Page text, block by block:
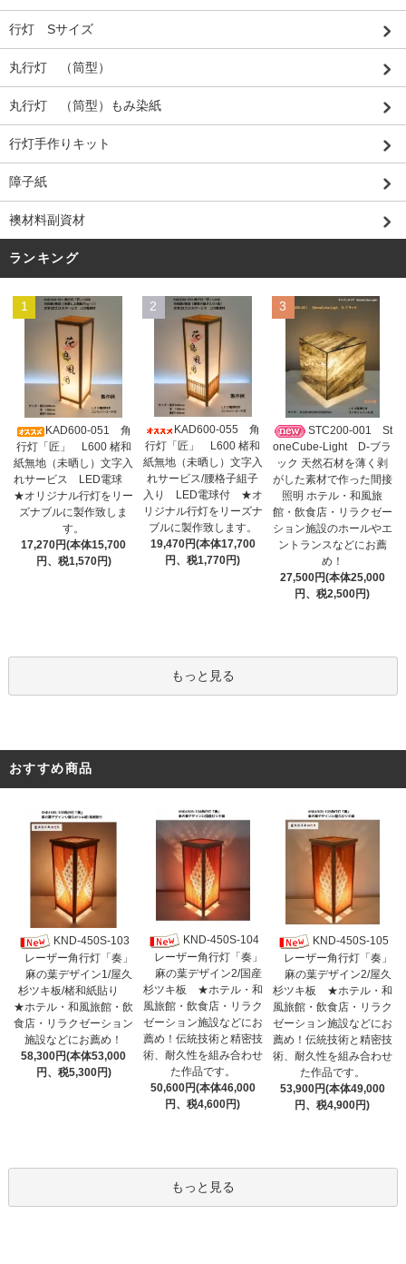
行灯 Sサイズ
丸行灯 （筒型）
丸行灯 （筒型）もみ染紙
行灯手作りキット
障子紙
襖材料副資材
ランキング
1
KAD600-051 角
行灯「匠」 L600 楮和
紙無地（未晒し）文字入
れサービス LED電球
★オリジナル行灯をリー
ズナブルに製作致しま
す。
17,270円(本体15,700
円、税1,570円)
2
KAD600-055 角
行灯「匠」 L600 楮和
紙無地（未晒し）文字入
れサービス/腰格子組子
入り LED電球付 ★オ
リジナル行灯をリーズナ
ブルに製作致します。
19,470円(本体17,700
円、税1,770円)
3
STC200-001 St
oneCube-Light D-ブラ
ック 天然石材を薄く剥
がした素材で作った間接
照明 ホテル・和風旅
館・飲食店・リラクゼー
ション施設のホールやエ
ントランスなどにお薦
め！
27,500円(本体25,000
円、税2,500円)
もっと見る
おすすめ商品
KND-450S-103
レーザー角行灯「奏」
麻の葉デザイン1/屋久
杉ツキ板/楮和紙貼り
★ホテル・和風旅館・飲
食店・リラクゼーション
施設などにお薦め！
58,300円(本体53,000
円、税5,300円)
KND-450S-104
レーザー角行灯「奏」
麻の葉デザイン2/国産
杉ツキ板 ★ホテル・和
風旅館・飲食店・リラク
ゼーション施設などにお
薦め！伝統技術と精密技
術、耐久性を組み合わせ
た作品です。
50,600円(本体46,000
円、税4,600円)
KND-450S-105
レーザー角行灯「奏」
麻の葉デザイン2/屋久
杉ツキ板 ★ホテル・和
風旅館・飲食店・リラク
ゼーション施設などにお
薦め！伝統技術と精密技
術、耐久性を組み合わせ
た作品です。
53,900円(本体49,000
円、税4,900円)
もっと見る